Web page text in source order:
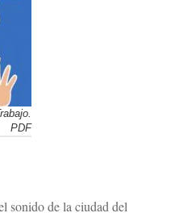
PDF
sonido de la ciudad del